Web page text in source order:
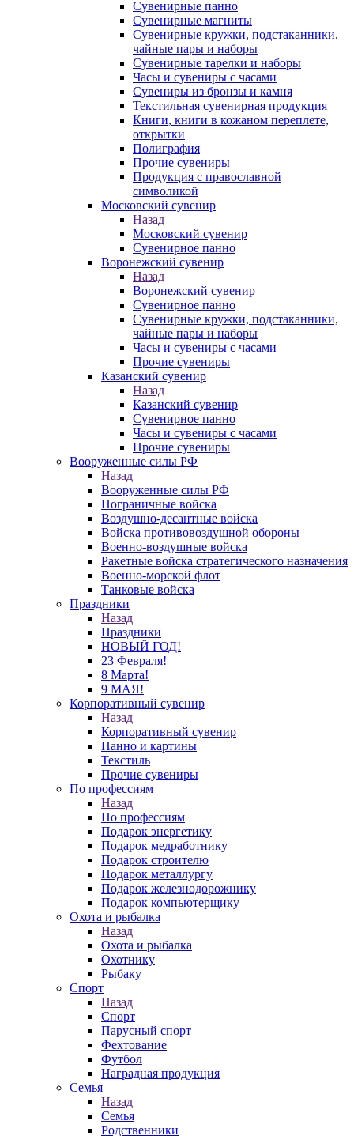
Сувенирные панно
Сувенирные магниты
Сувенирные кружки, подстаканники,
чайные пары и наборы
Сувенирные тарелки и наборы
Часы и сувениры с часами
Сувениры из бронзы и камня
Текстильная сувенирная продукция
Книги, книги в кожаном переплете,
открытки
Полиграфия
Прочие сувениры
Продукция с православной
символикой
Московский сувенир
Назад
Московский сувенир
Сувенирное панно
Воронежский сувенир
Назад
Воронежский сувенир
Сувенирное панно
Сувенирные кружки, подстаканники,
чайные пары и наборы
Часы и сувениры с часами
Прочие сувениры
Казанский сувенир
Назад
Казанский сувенир
Сувенирное панно
Часы и сувениры с часами
Прочие сувениры
Вооруженные силы РФ
Назад
Вооруженные силы РФ
Пограничные войска
Воздушно-десантные войска
Войска противовоздушной обороны
Военно-воздушные войска
Ракетные войска стратегического назначения
Военно-морской флот
Танковые войска
Праздники
Назад
Праздники
НОВЫЙ ГОД!
23 Февраля!
8 Марта!
9 МАЯ!
Корпоративный сувенир
Назад
Корпоративный сувенир
Панно и картины
Текстиль
Прочие сувениры
По профессиям
Назад
По профессиям
Подарок энергетику
Подарок медработнику
Подарок строителю
Подарок металлургу
Подарок железнодорожнику
Подарок компьютерщику
Охота и рыбалка
Назад
Охота и рыбалка
Охотнику
Рыбаку
Спорт
Назад
Спорт
Парусный спорт
Фехтование
Футбол
Наградная продукция
Семья
Назад
Семья
Родственники